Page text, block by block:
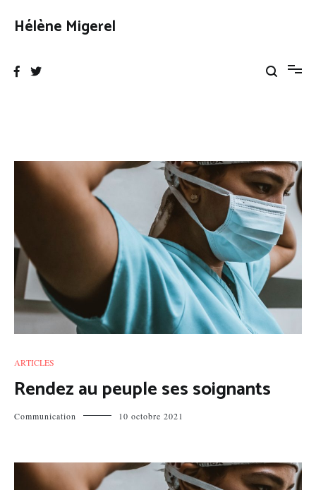
Hélène Migerel
ARTICLES
Rendez au peuple ses soignants
Communication 10 octobre 2021